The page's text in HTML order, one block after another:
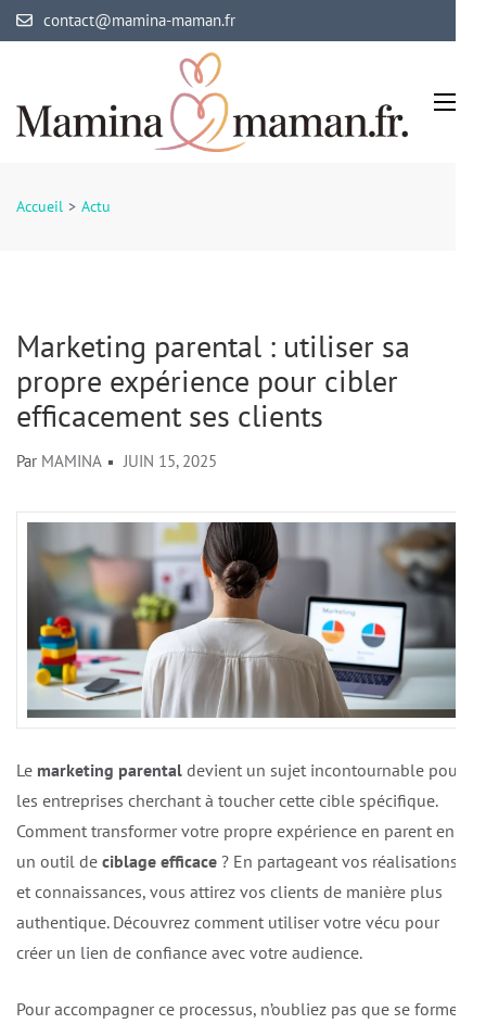
Aller
au
(Pressez
Entrée)
contact@mamina-maman.fr
Accueil > Actu
Marketing parental : utiliser sa
propre expérience pour cibler
efficacement ses clients
Par MAMINA JUIN 15, 2025
Le marketing parental devient un sujet incontournable pour
les entreprises cherchant à toucher cette cible spécifique.
Comment transformer votre propre expérience en parent en
un outil de ciblage efficace ? En partageant vos réalisations
et connaissances, vous attirez vos clients de manière plus
authentique. Découvrez comment utiliser votre vécu pour
créer un lien de confiance avec votre audience.
Pour accompagner ce processus, n’oubliez pas que se former